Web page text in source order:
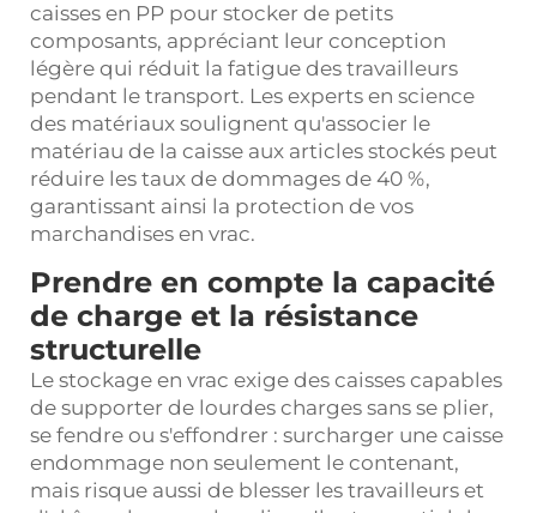
caisses en PP pour stocker de petits
composants, appréciant leur conception
légère qui réduit la fatigue des travailleurs
pendant le transport. Les experts en science
des matériaux soulignent qu'associer le
matériau de la caisse aux articles stockés peut
réduire les taux de dommages de 40 %,
garantissant ainsi la protection de vos
marchandises en vrac.
Prendre en compte la capacité
de charge et la résistance
structurelle
Le stockage en vrac exige des caisses capables
de supporter de lourdes charges sans se plier,
se fendre ou s'effondrer : surcharger une caisse
endommage non seulement le contenant,
mais risque aussi de blesser les travailleurs et